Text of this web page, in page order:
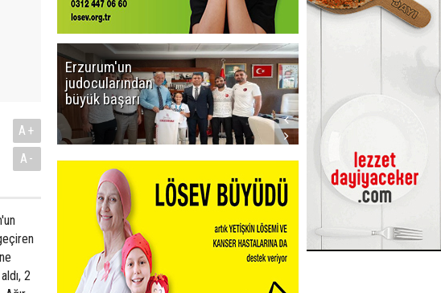
A+
A-
2
Erzurum'un
judocularından
büyük başarı